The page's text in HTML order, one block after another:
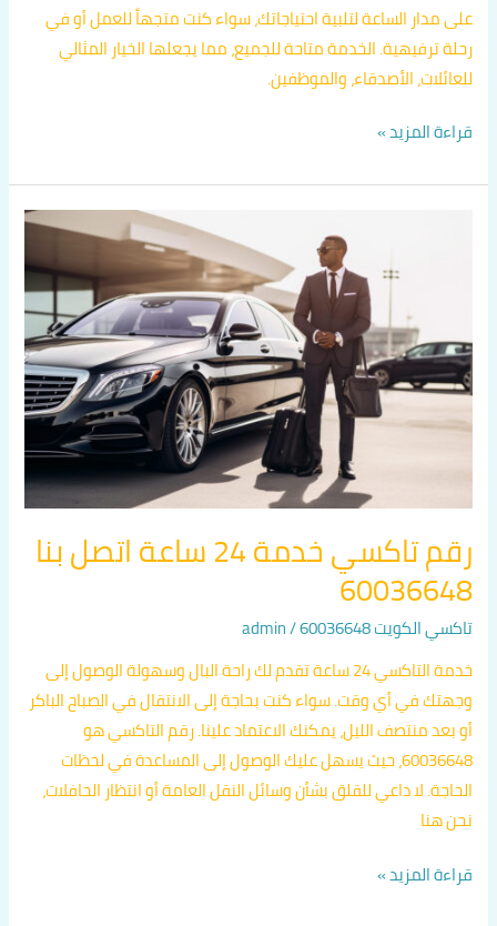
على مدار الساعة لتلبية احتياجاتك، سواء كنت متجهاً للعمل أو في
رحلة ترفيهية. الخدمة متاحة للجميع، مما يجعلها الخيار المثالي
للعائلات، الأصدقاء، والموظفين.
قراءة المزيد »
رقم تاكسي خدمة 24 ساعة اتصل بنا
60036648
تاكسي الكويت 60036648 /
admin
خدمة التاكسي 24 ساعة تقدم لك راحة البال وسهولة الوصول إلى
وجهتك في أي وقت. سواء كنت بحاجة إلى الانتقال في الصباح الباكر
أو بعد منتصف الليل، يمكنك الاعتماد علينا. رقم التاكسي هو
60036648، حيث يسهل عليك الوصول إلى المساعدة في لحظات
الحاجة. لا داعي للقلق بشأن وسائل النقل العامة أو انتظار الحافلات،
نحن هنا
ساعة
اتصل
بنا
60036648
قراءة المزيد »